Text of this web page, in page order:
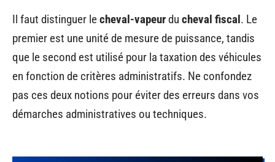
Il faut distinguer lecheval-vapeurdu cheval fiscal. Le
premier est une unité de mesure de puissance, tandis
que le second est utilisé pour la taxation des véhicules
en fonction de critères administratifs. Ne confondez
pas ces deux notions pour éviter des erreurs dans vos
démarches administratives ou techniques.